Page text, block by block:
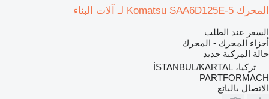
المحرك Komatsu SAA6D125E-5 لـ آلات البناء
السعر عند الطلب
أجزاء المحرك - المحرك
حالة المركبة جديد
تركيا، İSTANBUL/KARTAL
PARTFORMACH
الاتصال بالبائع